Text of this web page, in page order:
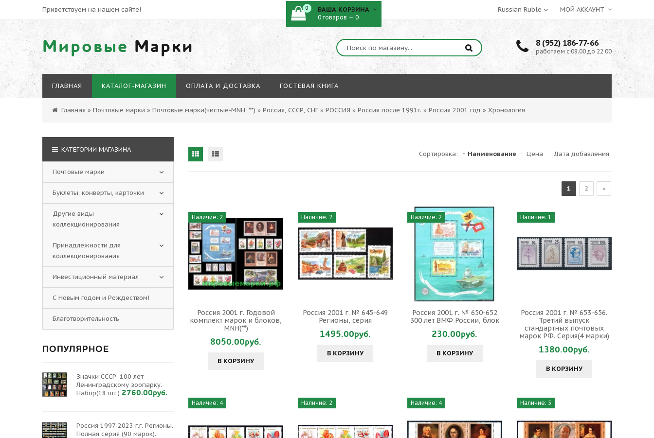
Приветствуем на нашем сайте! МОЙ АККАУНТ
Мировые Марки 8 (952) 186-77-66
работаем с 08.00 до 22.00
0 ВАША КОРЗИНА
0 товаров — 0
ГЛАВНАЯ КАТАЛОГ-МАГАЗИН ОПЛАТА И ДОСТАВКА ГОСТЕВАЯ КНИГА
Главная » Почтовые марки » Почтовые марки(чистые-MNH, **) » Россия, СССР, СНГ » РОССИЯ » Россия после 1991г. » Россия 2001 год » Хронология
Сортировка: ↑ Наименование · Цена · Дата добавления
1 2 »
Наличие: 2
Россия 2001 г. Годовой
комплект марок и блоков,
MNH(**)
8050.00руб.
В КОРЗИНУ
Наличие: 2
Россия 2001 г. № 645-649
Регионы, серия
1495.00руб.
В КОРЗИНУ
Наличие: 2
Россия 2001 г. № 650-652
300 лет ВМФ России, блок
230.00руб.
В КОРЗИНУ
Наличие: 1
Россия 2001 г. № 653-656.
Третий выпуск
стандартных почтовых
марок РФ. Серия(4 марки)
1380.00руб.
В КОРЗИНУ
Наличие: 4 Наличие: 2 Наличие: 4 Наличие: 5
КАТЕГОРИИ МАГАЗИНА
Почтовые марки
Буклеты, конверты, карточки
Другие виды
коллекционирования
Принадлежности для
коллекционирования
Инвестиционный материал
С Новым годом и Рождеством!
Благотворительность
ПОПУЛЯРНОЕ
Значки СССР. 100 лет
Ленинградскому зоопарку.
Набор(18 шт.) 2760.00руб.
Россия 1997-2023 г.г. Регионы.
Полная серия (90 марок).